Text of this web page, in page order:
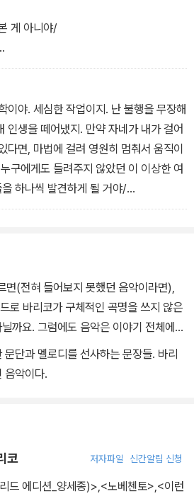
다. 퇴장하려다 마지막 걸음을 떼기 전에
을 본다. 눈이 반짝반짝 빛난다)
새를 맡는다. 노베첸토는 음악으로 이
연주를 함으로써 불완전한 자신의 삶
제했어. 내 욕망들에게서 내 인생을 떼
있듯 노베첸토는 육지에서의 평범한 인
욕망과 관련된 모든 것을 지워버린
로 삶의 일부를 도려내고 불완전한 삶
게 아니야/
? 자네가 보지 못한 것…..
대한 도시 전체에는 그것빼고는 전부
보지 못한 것은 이 모든 것이 끝나는 곳이
이야. 세심한 작업이지. 난 불행을 무장해
인생을 떼어냈지. 만약 자네가 내가 걸어
다면, 마법에 걸려 영원히 멈춰서 움직이
구에게도 들려주지 않았던 이 이상한 여
하나씩 발견하게 될 거야/
면(전혀 들어보지 못했던 음악이라면),
로 바리코가 구체적인 곡명을 쓰지 않은
까요. 그럼에도 음악은 이야기 전체에
다.
던 20세기 초, 많은 천재 뮤지션들이 활
뿐 우리는 여전히 새로운 음악과 그 변
악적 고통과 노력의 시간이 노베첸토에
면 그것이 그를 배에서 살게 한 진짜 이
문단과 멜로디를 선사하는 문장들. 바리
음악이다.
코 저자파일 신간알림 신청
드 에디션_양세종)> <노베첸토> <이런